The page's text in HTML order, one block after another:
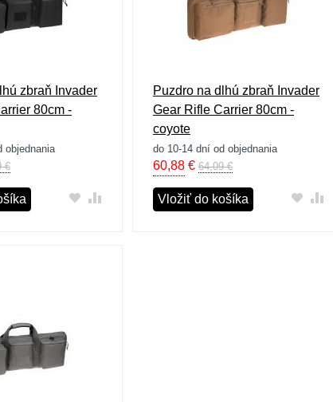
zbraň Invader
80cm -
objednania
€
Puzdro na dlhú zbraň Invader
Gear Rifle Carrier 80cm -
coyote
do 10-14 dní od objednania
60,88€ 64,09 €
Vložiť do košíka